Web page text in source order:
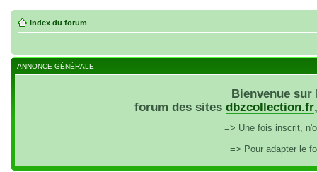
Index du forum
ANNONCE GÉNÉRALE
Bienvenue
forum des sites dbzcollection.fr
=> Une fois inscrit,
=> Pour adapter le